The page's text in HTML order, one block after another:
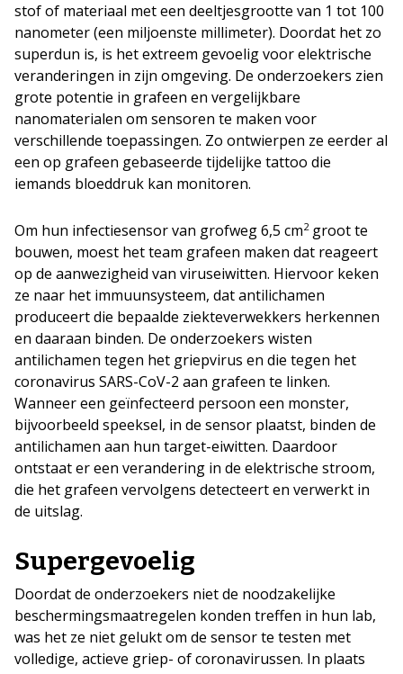
stof of materiaal met een deeltjesgrootte van 1 tot 100
nanometer (een miljoenste millimeter). Doordat het zo
superdun is, is het extreem gevoelig voor elektrische
veranderingen in zijn omgeving. De onderzoekers zien
grote potentie in grafeen en vergelijkbare
nanomaterialen om sensoren te maken voor
verschillende toepassingen. Zo ontwierpen ze eerder al
een op grafeen gebaseerde tijdelijke tattoo die
iemands bloeddruk kan monitoren.
Om hun infectiesensor van grofweg 6,5 cm2groot te
bouwen, moest het team grafeen maken dat reageert
op de aanwezigheid van viruseiwitten. Hiervoor keken
ze naar het immuunsysteem, dat antilichamen
produceert die bepaalde ziekteverwekkers herkennen
en daaraan binden. De onderzoekers wisten
antilichamen tegen het griepvirus en die tegen het
coronavirus SARS-CoV-2 aan grafeen te linken.
Wanneer een geïnfecteerd persoon een monster,
bijvoorbeeld speeksel, in de sensor plaatst, binden de
antilichamen aan hun target-eiwitten. Daardoor
ontstaat er een verandering in de elektrische stroom,
die het grafeen vervolgens detecteert en verwerkt in
de uitslag.
Supergevoelig
Doordat de onderzoekers niet de noodzakelijke
beschermingsmaatregelen konden treffen in hun lab,
was het ze niet gelukt om de sensor te testen met
volledige, actieve griep- of coronavirussen. In plaats